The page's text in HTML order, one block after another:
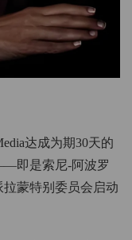
达成为期30天的
即是索尼-阿波罗
蒙特别委员会启动